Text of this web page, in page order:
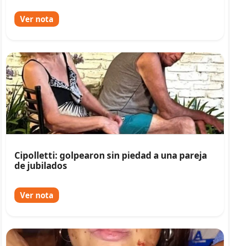
Ver nota
Cipolletti: golpearon sin piedad a una pareja
de jubilados
Ver nota